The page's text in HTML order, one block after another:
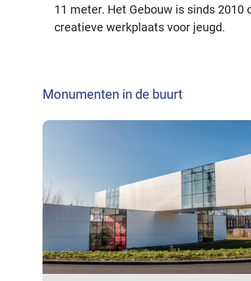
11 meter. Het Gebouw is sinds 2010
creatieve werkplaats voor jeugd.
Monumenten in de buurt